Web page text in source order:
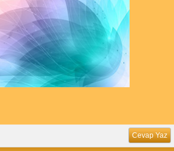
Cevap Yaz